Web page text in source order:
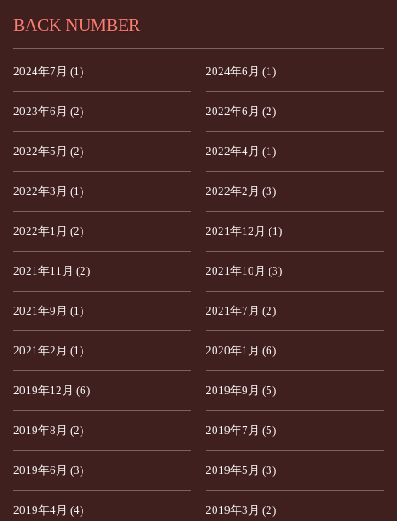
BACK NUMBER
2024年7月 (1) 2024年6月 (1)
2023年6月 (2) 2022年6月 (2)
2022年5月 (2) 2022年4月 (1)
2022年3月 (1) 2022年2月 (3)
2022年1月 (2) 2021年12月 (1)
2021年11月 (2) 2021年10月 (3)
2021年9月 (1) 2021年7月 (2)
2021年2月 (1) 2020年1月 (6)
2019年12月 (6) 2019年9月 (5)
2019年8月 (2) 2019年7月 (5)
2019年6月 (3) 2019年5月 (3)
2019年4月 (4) 2019年3月 (2)